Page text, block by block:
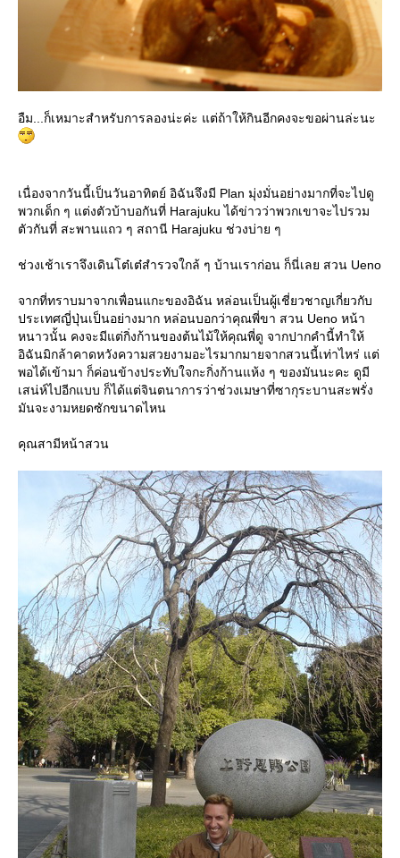
อืม...ก็เหมาะสำหรับการลองน่ะค่ะ แต่ถ้าให้กินอีกคงจะขอผ่านล่ะนะ
เนื่องจากวันนี้เป็นวันอาทิตย์ อิฉันจึงมี Plan มุ่งมั่นอย่างมากที่จะไปดู
พวกเด็ก ๆ แต่งตัวบ้าบอกันที่ Harajuku ได้ข่าวว่าพวกเขาจะไปรวม
ตัวกันที่ สะพานแถว ๆ สถานี Harajuku ช่วงบ่าย ๆ
ช่วงเช้าเราจึงเดินโต๋เต๋สำรวจใกล้ ๆ บ้านเราก่อน ก็นี่เลย สวน Ueno
จากที่ทราบมาจากเพื่อนแกะของอิฉัน หล่อนเป็นผู้เชี่ยวชาญเกี่ยวกับ
ประเทศญี่ปุ่นเป็นอย่างมาก หล่อนบอกว่าคุณพี่ขา สวน Ueno หน้า
หนาวนั้น คงจะมีแต่กิ่งก้านของต้นไม้ให้คุณพี่ดู จากปากคำนี้ทำให้
อิฉันมิกล้าคาดหวังความสวยงามอะไรมากมายจากสวนนี้เท่าไหร่ แต่
พอได้เข้ามา ก็ค่อนข้างประทับใจกะกิ่งก้านแห้ง ๆ ของมันนะคะ ดูมี
เสน่ห์ไปอีกแบบ ก็ได้แต่จินตนาการว่าช่วงเมษาที่ซากุระบานสะพรั่ง
มันจะงามหยดซักขนาดไหน
คุณสามีหน้าสวน